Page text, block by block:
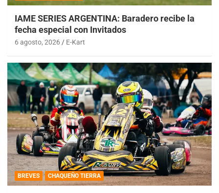
IAME SERIES ARGENTINA: Baradero recibe la
fecha especial con Invitados
6 agosto, 2026 E-Kart
BREVES CHAQUEÑO TIERRA